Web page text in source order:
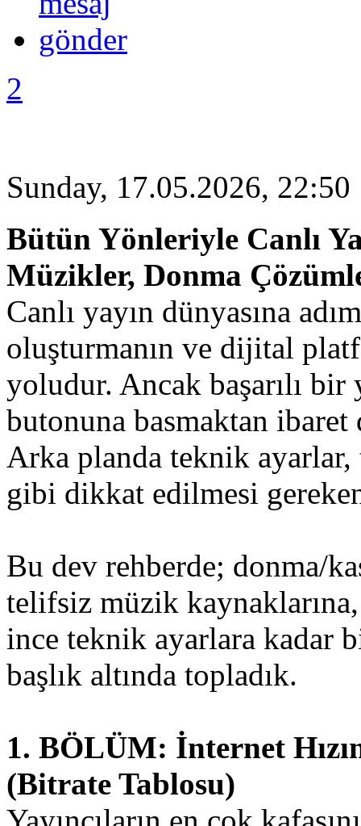
2
Sunday, 17.05.2026, 22:50
Bütün Yönleriyle Canlı
Müzikler, Donma
Canlı yayın dünyasına
oluşturmanın ve dijital
yoludur. Ancak başarılı bir
butonuna basmaktan
Arka planda teknik
gibi dikkat edilmesi
Bu dev rehberde; donma/
telifsiz müzik
ince teknik ayarlara kadar
başlık altında topladık.
1. BÖLÜM: İnternet
(Bitrate Tablosu)